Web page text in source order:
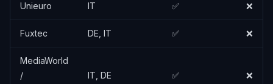
Unieuro IT ✅ ❌
Fuxtec DE, IT ✅ ❌
MediaWorld
/
IT, DE ✅ ❌